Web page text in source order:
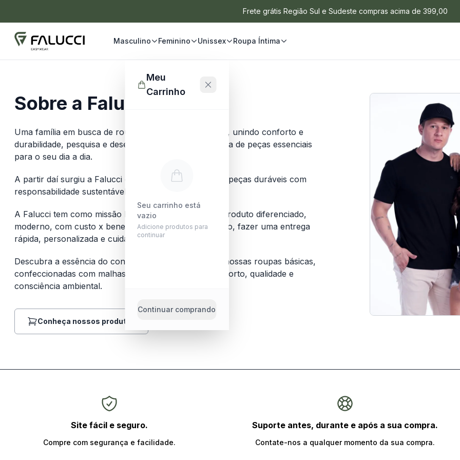
Frete grátis Região Sul e Sudeste compras acima de 399,00
Masculino Feminino Unissex Roupa Íntima
Roupa Íntima
Meu
Carrinho
Seu carrinho está
vazio
Adicione produtos para
continuar
Continuar comprando
Sobre a Falucci:
Uma família em busca de roupas básicas e atemporais, unindo conforto e
durabilidade, pesquisa e desenvolve uma linha completa de peças essenciais
para o seu dia a dia.
A partir daí surgiu a Falucci com a missão de entregar peças duráveis com
responsabilidade sustentável.
A Falucci tem como missão levar ao consumidor um produto diferenciado,
moderno, com custo x benefício excelentes. Bem como, fazer uma entrega
rápida, personalizada e cuidadosa.
Descubra a essência do conforto e qualidade com as nossas roupas básicas,
confeccionadas com malhas sustentáveis, unindo conforto, qualidade e
consciência ambiental.
Conheça nossos produtos
Site fácil e seguro.
Compre com segurança e facilidade.
Suporte antes, durante e após a sua compra.
Contate-nos a qualquer momento da sua compra.